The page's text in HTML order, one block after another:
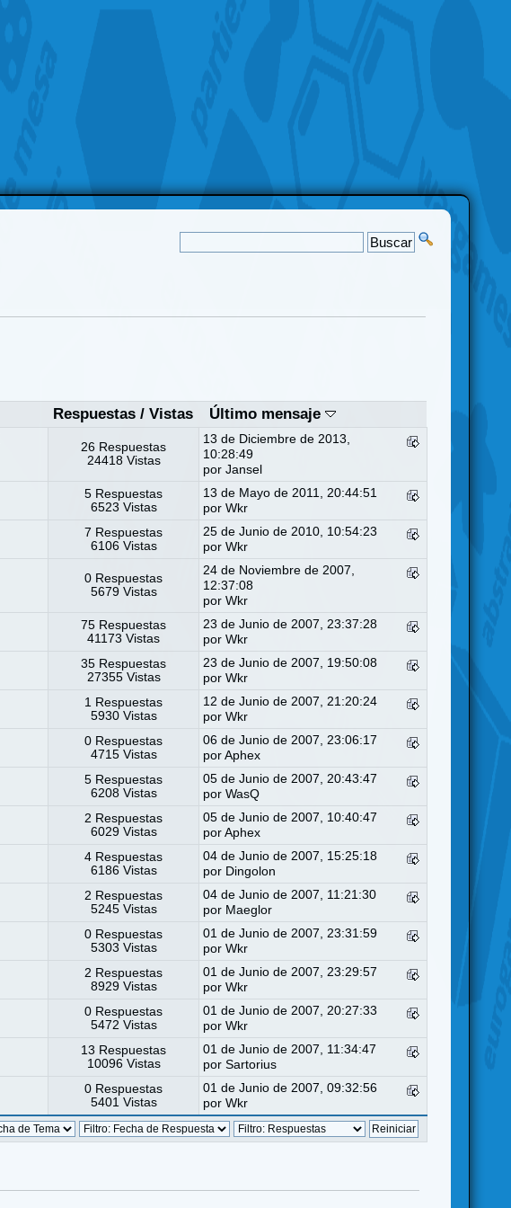
Respuestas /Vistas Último mensaje
26 Respuestas
24418 Vistas
13 de Diciembre de 2013,
10:28:49
porJansel
5 Respuestas
6523 Vistas
13 de Mayo de 2011, 20:44:51
porWkr
7 Respuestas
6106 Vistas
25 de Junio de 2010, 10:54:23
porWkr
0 Respuestas
5679 Vistas
24 de Noviembre de 2007,
12:37:08
porWkr
75 Respuestas
41173 Vistas
23 de Junio de 2007, 23:37:28
porWkr
35 Respuestas
27355 Vistas
23 de Junio de 2007, 19:50:08
porWkr
1 Respuestas
5930 Vistas
12 de Junio de 2007, 21:20:24
porWkr
0 Respuestas
4715 Vistas
06 de Junio de 2007, 23:06:17
porAphex
5 Respuestas
6208 Vistas
05 de Junio de 2007, 20:43:47
porWasQ
2 Respuestas
6029 Vistas
05 de Junio de 2007, 10:40:47
porAphex
4 Respuestas
6186 Vistas
04 de Junio de 2007, 15:25:18
por Dingolon
2 Respuestas
5245 Vistas
04 de Junio de 2007, 11:21:30
por Maeglor
0 Respuestas
5303 Vistas
01 de Junio de 2007, 23:31:59
porWkr
2 Respuestas
8929 Vistas
01 de Junio de 2007, 23:29:57
porWkr
0 Respuestas
5472 Vistas
01 de Junio de 2007, 20:27:33
porWkr
13 Respuestas
10096 Vistas
01 de Junio de 2007, 11:34:47
por Sartorius
0 Respuestas
5401 Vistas
01 de Junio de 2007, 09:32:56
porWkr